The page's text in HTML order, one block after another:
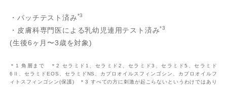
・パッチテスト済み*3
・皮膚科専門医による乳幼児連用テスト済み*3
(生後6ヶ月〜3歳を対象)
＊1 角層まで ＊2 セラミド1、セラミド2、セラミド3、セラミド5、セラミド
6Ⅱ、セラミドEOS、セラミドNS、カプロオイルスフィンゴシン、カプロオイルフ
ィトスフィンゴシン(保護) ＊3 すべての方に刺激が起こらないというわけではあり